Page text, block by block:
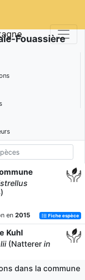
Fouassière
en 2015 Fiche espèce
Kuhl
(Natterer in
en
dans la commune